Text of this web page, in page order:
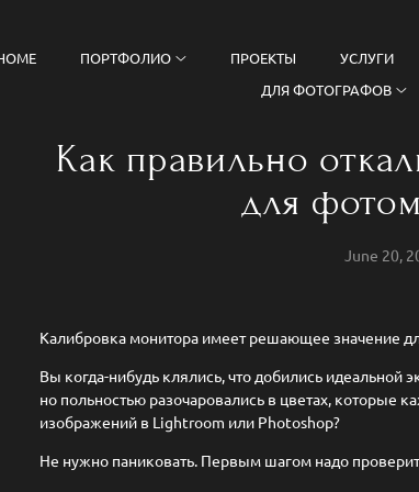
ПОРТФОЛИО ПРОЕКТЫ УСЛУГИ
ДЛЯ ФОТОГРАФОВ
Как правильно
для
June 20,
Калибровка монитора имеет решающее значение
Вы когда-нибудь клялись, что добились идеальной
но польностью разочаровались в цветах, которые
изображений в Lightroom или Photoshop?
Не нужно паниковать. Первым шагом надо